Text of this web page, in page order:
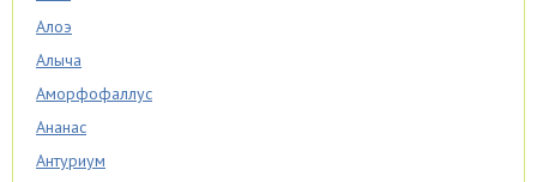
Алоэ
Алыча
Аморфофаллус
Ананас
Антуриум